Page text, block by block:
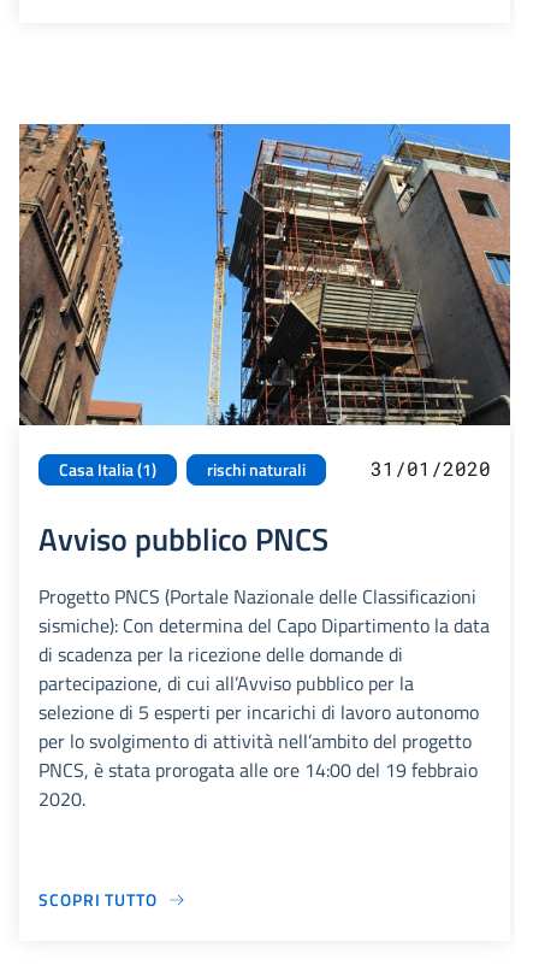
Casa Italia (1) rischi naturali 31/01/2020
Avviso pubblico PNCS
Progetto PNCS (Portale Nazionale delle Classificazioni
sismiche): Con determina del Capo Dipartimento la data
di scadenza per la ricezione delle domande di
partecipazione, di cui all’Avviso pubblico per la
selezione di 5 esperti per incarichi di lavoro autonomo
per lo svolgimento di attività nell’ambito del progetto
PNCS, è stata prorogata alle ore 14:00 del 19 febbraio
2020.
SCOPRI TUTTO